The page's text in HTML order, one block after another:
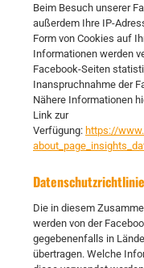
Beim Besuch unserer
außerdem Ihre IP-
Form von Cookies auf
Informationen werden
Facebook-Seiten
Inanspruchnahme der
Nähere Informationen
Link zur
Verfügung: https://
Die in diesem
werden von der
gegebenenfalls in
übertragen. Welche